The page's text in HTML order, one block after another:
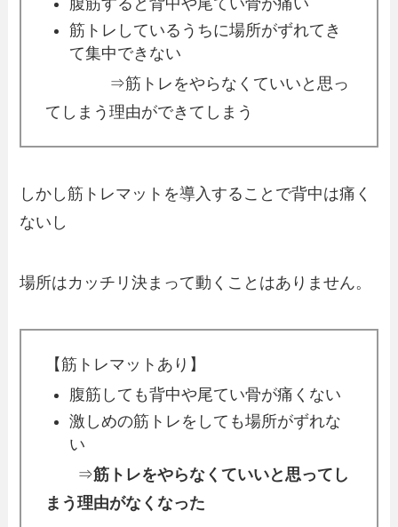
筋トレしているうちに場所がずれてき
て集中できない
⇒筋トレをやらなくていいと思っ
てしまう理由ができてしまう
しかし筋トレマットを導入することで背中は痛く
ないし
場所はカッチリ決まって動くことはありません。
【筋トレマットあり】
腹筋しても背中や尾てい骨が痛くない
激しめの筋トレをしても場所がずれな
い
⇒筋トレをやらなくていいと思ってし
まう理由がなくなった